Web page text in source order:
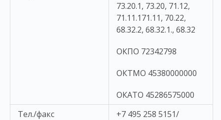
73.20.1, 73.20, 71.12,
71.11.171.11, 70.22,
68.32.2, 68.32.1., 68.32
ОКПО 72342798
ОКТМО 45380000000
ОКАТО 45286575000
Тел./факс
+7 495 258 5151/